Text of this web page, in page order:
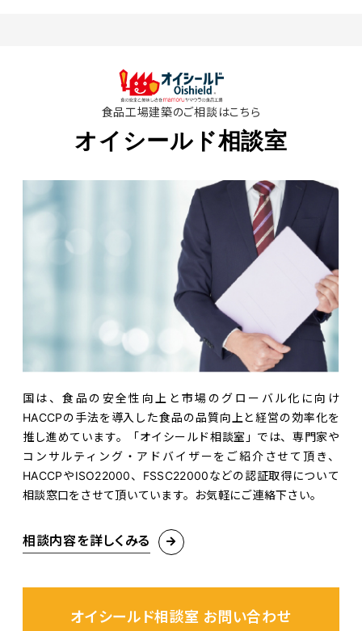
食品工場建築のご相談はこちら
オイシールド相談室
国は、食品の安全性向上と市場のグローバル化に向け
HACCPの手法を導入した食品の品質向上と経営の効率化を
推し進めています。「オイシールド相談室」では、専門家や
コンサルティング・アドバイザーをご紹介させて頂き、
HACCPやISO22000、FSSC22000などの認証取得について
相談窓口をさせて頂いています。お気軽にご連絡下さい。
相談内容を詳しくみる
オイシールド相談室 お問い合わせ